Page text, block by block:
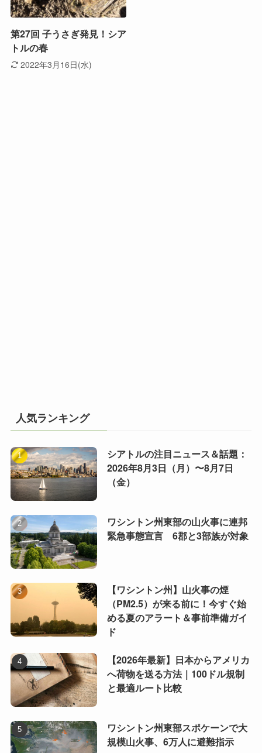
第27回 子うさぎ発見！シア
トルの春
2022年3月16日(水)
人気ランキング
シアトルの注目ニュース＆話題：
2026年8月3日（月）〜8月7日
（金）
ワシントン州東部の山火事に連邦
緊急事態宣言 6郡と3部族が対象
【ワシントン州】山火事の煙
（PM2.5）が来る前に！今すぐ始
める夏のアラート＆事前準備ガイ
ド
【2026年最新】日本からアメリカ
へ荷物を送る方法｜100ドル規制
と最適ルート比較
ワシントン州東部スポケーンで大
規模山火事、6万人に避難指示